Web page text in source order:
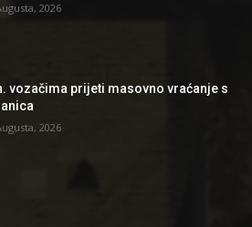
2026
vozačima prijeti masovno vraćanje s
2026